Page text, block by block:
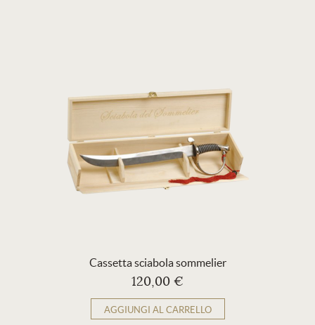
Cassetta sciabola sommelier
120,00 €
AGGIUNGI AL CARRELLO